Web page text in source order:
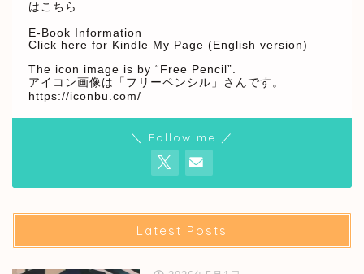
はこちら
E-Book Information
Click here for Kindle My Page (English version)
The icon image is by “Free Pencil”.
アイコン画像は「フリーペンシル」さんです。
https://iconbu.com/
＼ Follow me ／
Latest Posts